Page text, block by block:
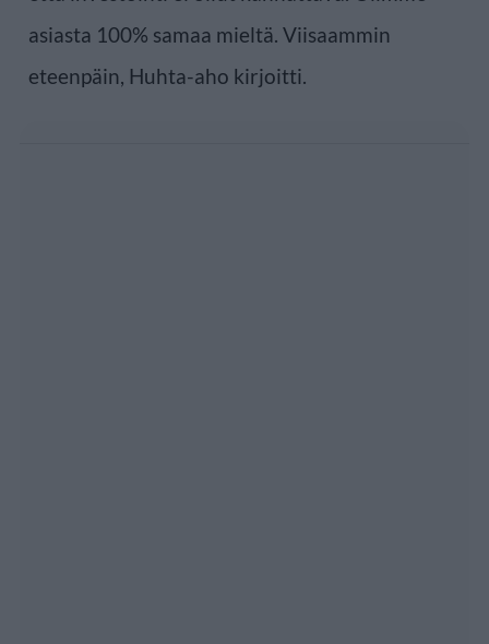
asiasta 100% samaa mieltä. Viisaammin
eteenpäin, Huhta-aho kirjoitti.